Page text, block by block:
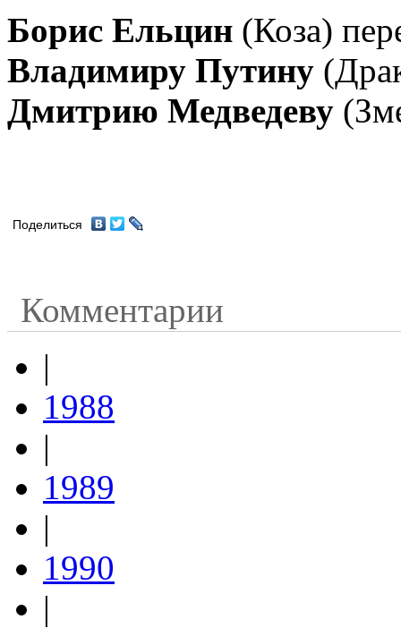
Борис Ельцин (Коза)
Владимиру Путину
Дмитрию Медведеву
Поделиться
Комментарии
|
1988
|
1989
|
1990
|